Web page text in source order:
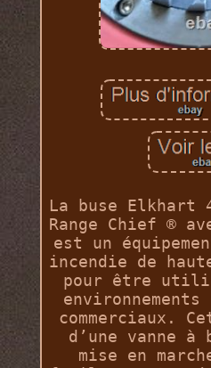
La buse Elkhart
Range Chief ®
est un
incendie de
pour être
commerciaux.
d’une vanne
mise en